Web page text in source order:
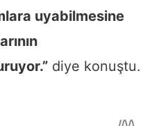
uyabilmesine
diye konuştu.